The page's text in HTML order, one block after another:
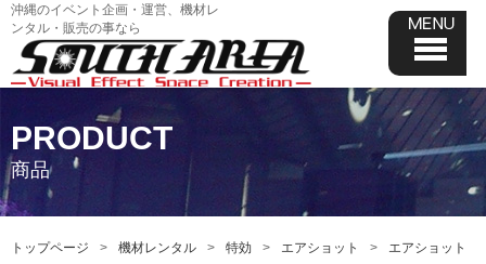
沖縄のイベント企画・運営、機材レ
ンタル・販売の事なら
PRODUCT
商品
トップページ 機材レンタル 特効 エアショット エアショット